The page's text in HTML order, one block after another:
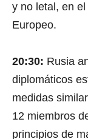
e
c
o
n
d
o
4
y no letal, en
Europeo.
20:30: Rusia
diplomáticos
medidas
12 miembros
principios de